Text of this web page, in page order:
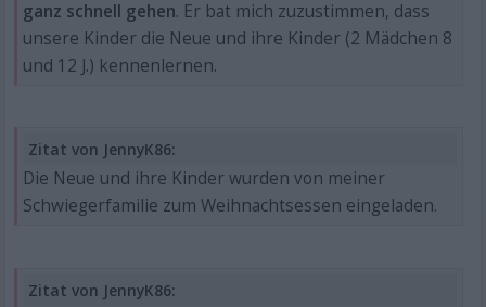
ganz schnell gehen. Er bat mich zuzustimmen, dass
unsere Kinder die Neue und ihre Kinder (2 Mädchen 8
und 12 J.) kennenlernen.
Zitat von JennyK86:
Die Neue und ihre Kinder wurden von meiner
Schwiegerfamilie zum Weihnachtsessen eingeladen.
Zitat von JennyK86: